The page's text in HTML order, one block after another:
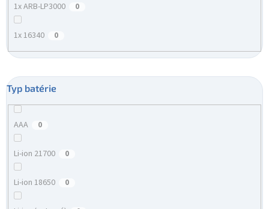
1x ARB-LP3000 0
1x 16340 0
Typ batérie
AAA 0
Li-ion 21700 0
Li-ion 18650 0